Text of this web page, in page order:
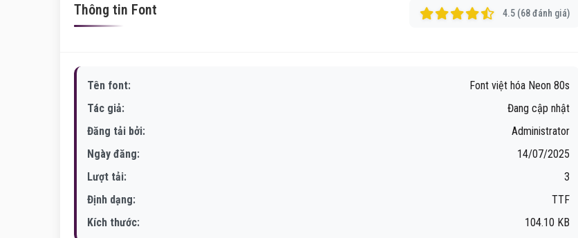
Thông tin Font 4.5 (68 đánh giá)
Tên font:
Font việt hóa Neon 80s
Tác giả:
Đang cập nhật
Đăng tải bởi:
Administrator
Ngày đăng:
14/07/2025
Lượt tải:
3
Định dạng:
TTF
Kích thước:
104.10 KB